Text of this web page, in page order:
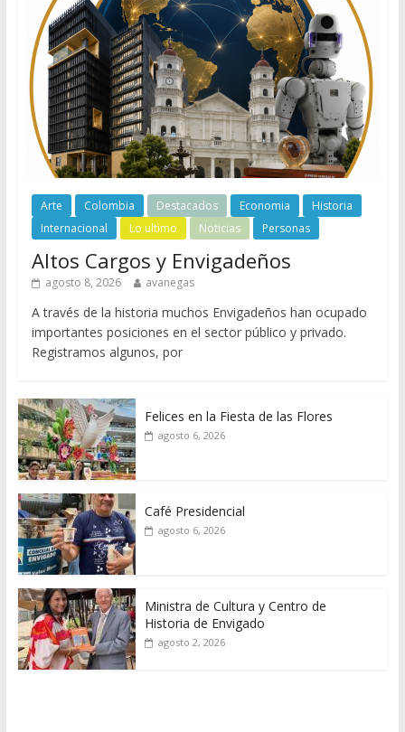
Arte Colombia Destacados Economia
Historia
Internacional
Lo ultimo Noticias Personas
Altos Cargos y Envigadeños
agosto 8, 2026 avanegas
A través de la historia muchos Envigadeños han ocupado
importantes posiciones en el sector público y privado.
Registramos algunos, por
Felices en la Fiesta de las Flores
agosto 6, 2026
Café Presidencial
agosto 6, 2026
Ministra de Cultura y Centro de
Historia de Envigado
agosto 2, 2026